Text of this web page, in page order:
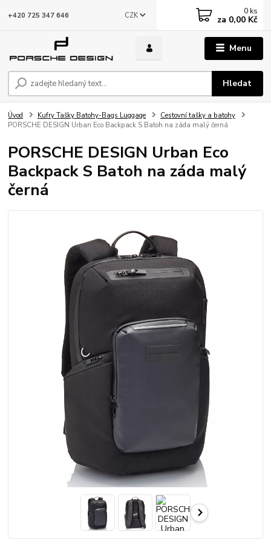
Menu
CZK
Hledat
+420 725 347 646 0 ks
za 0,00 Kč
Úvod Kufry Tašky Batohy-Bags Luggage
Cestovní tašky a batohy
PORSCHE DESIGN Urban Eco Backpack S Batoh na záda malý černá
PORSCHE DESIGN Urban Eco
Backpack S Batoh na záda malý
černá